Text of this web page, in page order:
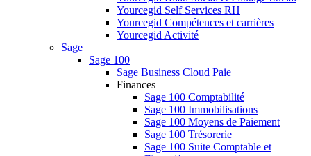
Yourcegid Self Services RH
Yourcegid Compétences et carrières
Yourcegid Activité
Sage
Sage 100
Sage Business Cloud Paie
Finances
Sage 100 Comptabilité
Sage 100 Immobilisations
Sage 100 Moyens de Paiement
Sage 100 Trésorerie
Sage 100 Suite Comptable et